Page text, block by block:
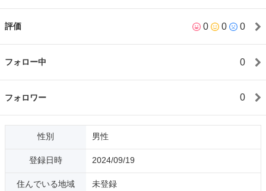
評価 0 0 0
フォロー中 0
フォロワー 0
性別 男性
登録日時 2024/09/19
住んでいる地域 未登録